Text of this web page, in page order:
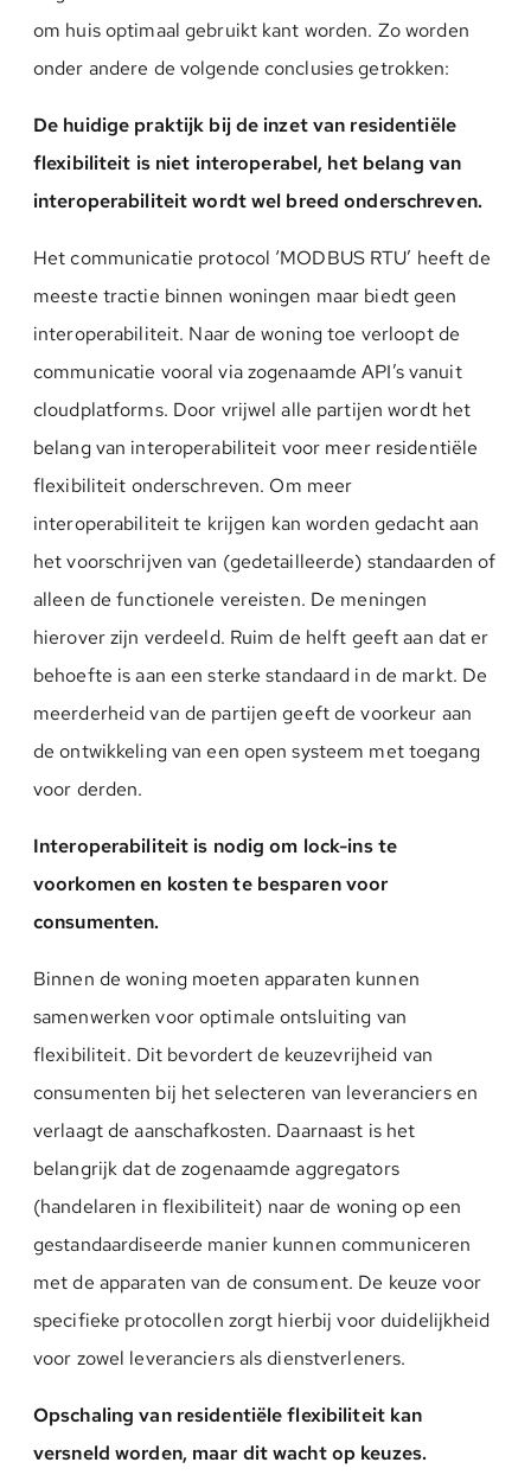
om huis optimaal gebruikt kant worden. Zo worden
onder andere de volgende conclusies getrokken:
De huidige praktijk bij de inzet van residentiële
flexibiliteit is niet interoperabel, het belang van
interoperabiliteit wordt wel breed onderschreven.
Het communicatie protocol ‘MODBUS RTU’ heeft de
meeste tractie binnen woningen maar biedt geen
interoperabiliteit. Naar de woning toe verloopt de
communicatie vooral via zogenaamde API’s vanuit
cloudplatforms. Door vrijwel alle partijen wordt het
belang van interoperabiliteit voor meer residentiële
flexibiliteit onderschreven. Om meer
interoperabiliteit te krijgen kan worden gedacht aan
het voorschrijven van (gedetailleerde) standaarden of
alleen de functionele vereisten. De meningen
hierover zijn verdeeld. Ruim de helft geeft aan dat er
behoefte is aan een sterke standaard in de markt. De
meerderheid van de partijen geeft de voorkeur aan
de ontwikkeling van een open systeem met toegang
voor derden.
Interoperabiliteit is nodig om lock-ins te
voorkomen en kosten te besparen voor
consumenten.
Binnen de woning moeten apparaten kunnen
samenwerken voor optimale ontsluiting van
flexibiliteit. Dit bevordert de keuzevrijheid van
consumenten bij het selecteren van leveranciers en
verlaagt de aanschafkosten. Daarnaast is het
belangrijk dat de zogenaamde aggregators
(handelaren in flexibiliteit) naar de woning op een
gestandaardiseerde manier kunnen communiceren
met de apparaten van de consument. De keuze voor
specifieke protocollen zorgt hierbij voor duidelijkheid
voor zowel leveranciers als dienstverleners.
Opschaling van residentiële flexibiliteit kan
versneld worden, maar dit wacht op keuzes.